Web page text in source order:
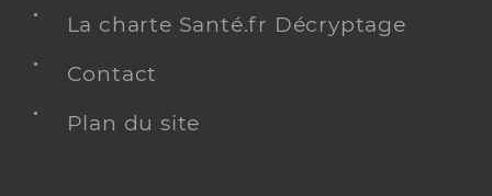
La charte Santé.fr Décryptage
Contact
Plan du site